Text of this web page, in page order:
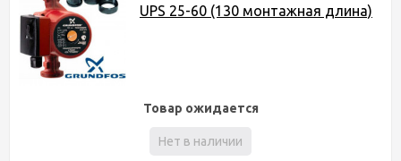
UPS 25-60 (130 монтажная длина)
Товар ожидается
Нет в наличии